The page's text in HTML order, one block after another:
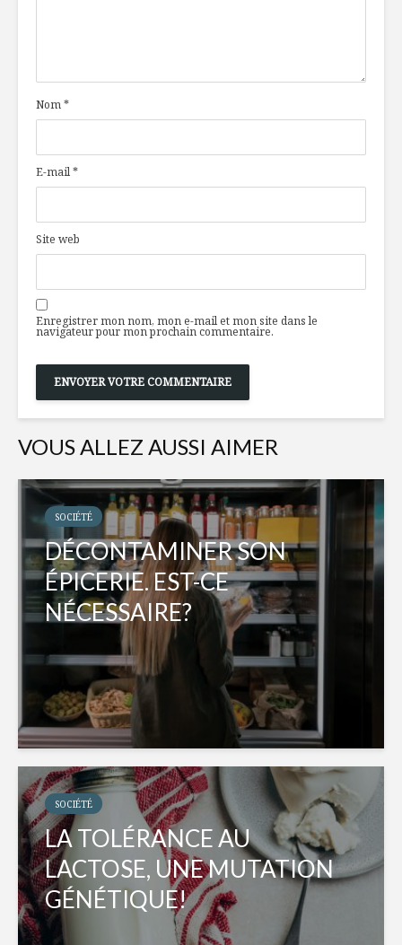
Nom*
E-mail*
Site web
Enregistrer mon nom, mon e-mail et mon site dans le
navigateur pour mon prochain commentaire.
VOUS ALLEZ AUSSI AIMER
SOCIÉTÉ
DÉCONTAMINER SON
ÉPICERIE. EST-CE
NÉCESSAIRE?
SOCIÉTÉ
LA TOLÉRANCE AU
LACTOSE, UNE MUTATION
GÉNÉTIQUE!